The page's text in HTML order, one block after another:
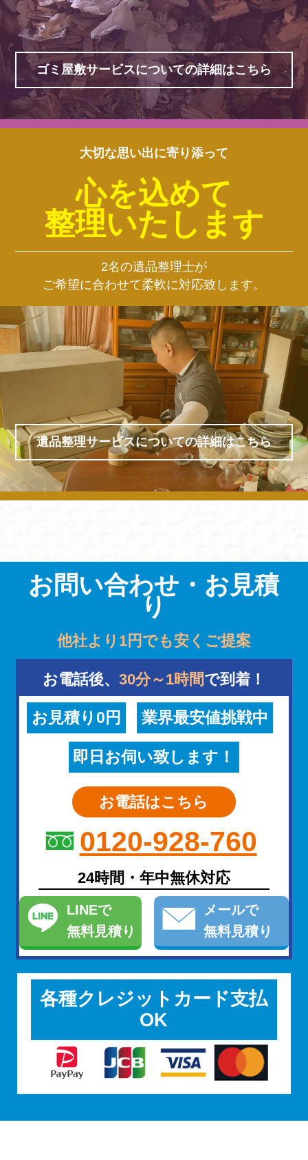
ゴミ屋敷サービスについての詳細はこちら
大切な思い出に寄り添って
心を込めて
整理いたします
2名の遺品整理士が
ご希望に合わせて柔軟に対応致します。
遺品整理サービスについての詳細はこちら
お問い合わせ・お見積
り
他社より1円でも安くご提案
お電話後、 30分～1時間で到着！
お見積り0円 業界最安値挑戦中
即日お伺い致します！
お電話はこちら
0120-928-760
24時間・年中無休対応
LINEで
無料見積り
メールで
無料見積り
各種クレジットカード支払
OK